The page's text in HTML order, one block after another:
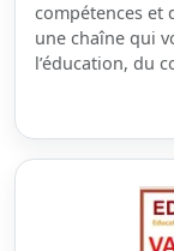
compétences et
une chaîne qui
l’éducation, du